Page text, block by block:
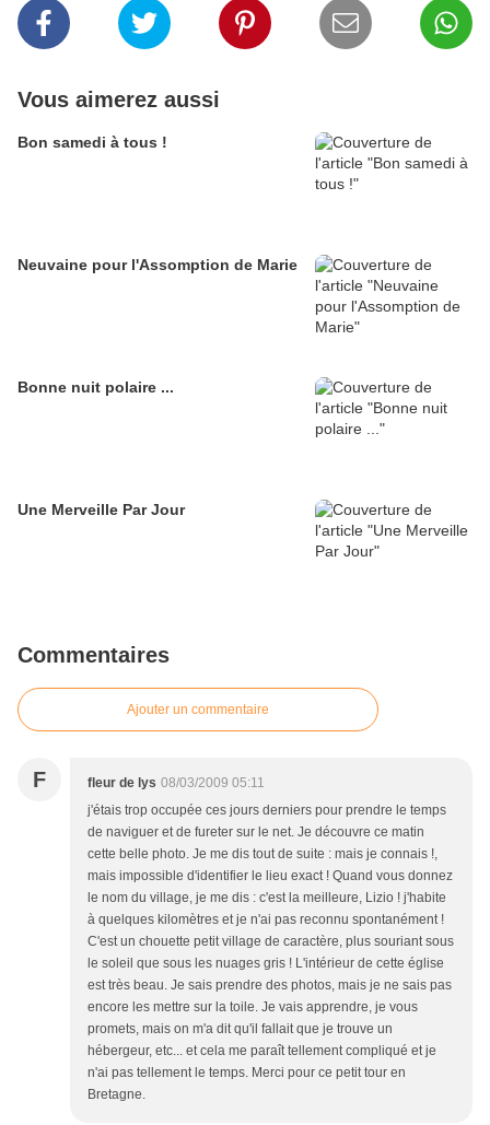
Vous aimerez aussi
Bon samedi à tous !
Neuvaine pour l'Assomption de Marie
Bonne nuit polaire ...
Une Merveille Par Jour
Commentaires
Ajouter un commentaire
F fleur de lys 08/03/2009 05:11
j'étais trop occupée ces jours derniers pour prendre le temps
de naviguer et de fureter sur le net. Je découvre ce matin
cette belle photo. Je me dis tout de suite : mais je connais !,
mais impossible d'identifier le lieu exact ! Quand vous donnez
le nom du village, je me dis : c'est la meilleure, Lizio ! j'habite
à quelques kilomètres et je n'ai pas reconnu spontanément !
C'est un chouette petit village de caractère, plus souriant sous
le soleil que sous les nuages gris ! L'intérieur de cette église
est très beau. Je sais prendre des photos, mais je ne sais pas
encore les mettre sur la toile. Je vais apprendre, je vous
promets, mais on m'a dit qu'il fallait que je trouve un
hébergeur, etc... et cela me paraît tellement compliqué et je
n'ai pas tellement le temps. Merci pour ce petit tour en
Bretagne.